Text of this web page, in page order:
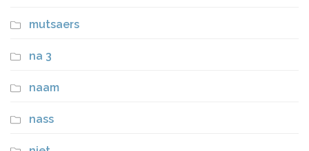
mutsaers
na 3
naam
nass